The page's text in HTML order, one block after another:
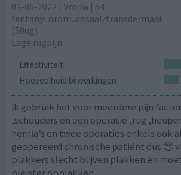
03-06-2022 | Vrouw | 54
fentanyl oromucosaal/transdermaal
(50ug)
Lage rugpijn
Effectiviteit
Hoeveelheid bijwerkingen
ik gebruik het voor meerdere pijn
,schouders en een operatie ,rug
hernia’s en twee operaties enkels ook
geopereerd chronische patiënt dus 🥹
plakkers slecht blijven plakken en